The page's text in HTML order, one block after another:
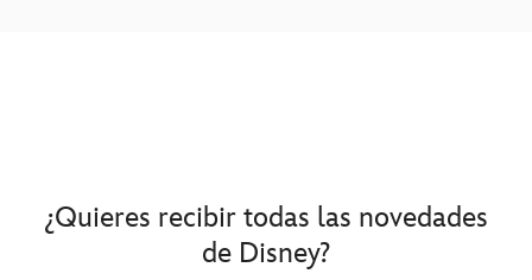
¿Quieres recibir todas las novedades
de Disney?